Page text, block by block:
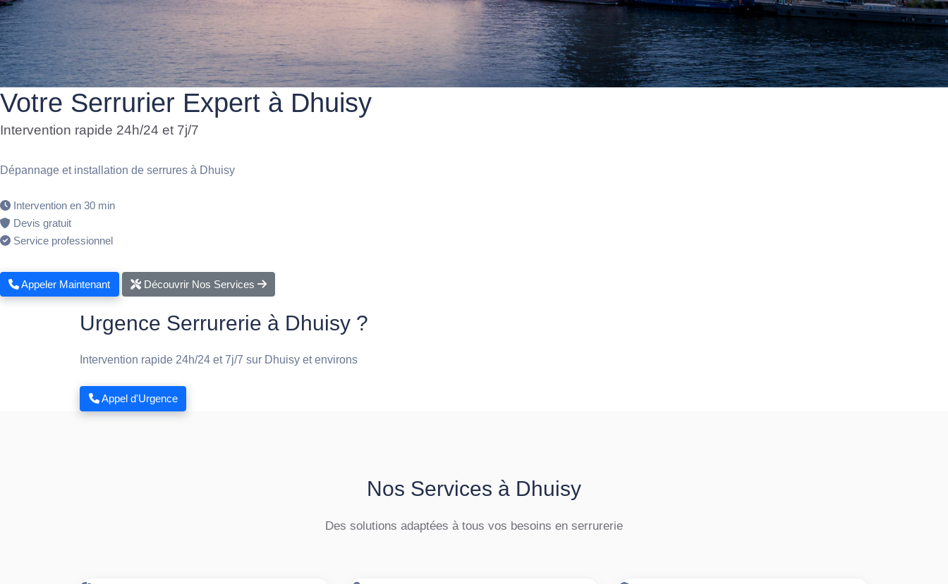
Votre Serrurier Expert à Dhuisy
Intervention rapide 24h/24 et 7j/7
Dépannage et installation de serrures à Dhuisy
Intervention en 30 min
Devis gratuit
Service professionnel
Appeler Maintenant Découvrir Nos Services
Urgence Serrurerie à Dhuisy ?
Intervention rapide 24h/24 et 7j/7 sur Dhuisy et environs
Appel d'Urgence
Nos Services à Dhuisy
Des solutions adaptées à tous vos besoins en serrurerie